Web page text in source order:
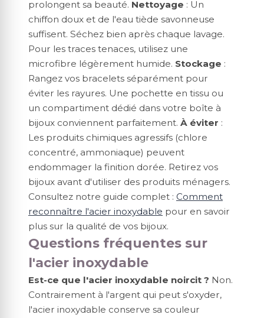
prolongent sa beauté. Nettoyage : Un
chiffon doux et de l'eau tiède savonneuse
suffisent. Séchez bien après chaque lavage.
Pour les traces tenaces, utilisez une
microfibre légèrement humide. Stockage :
Rangez vos bracelets séparément pour
éviter les rayures. Une pochette en tissu ou
un compartiment dédié dans votre boîte à
bijoux conviennent parfaitement. À éviter :
Les produits chimiques agressifs (chlore
concentré, ammoniaque) peuvent
endommager la finition dorée. Retirez vos
bijoux avant d'utiliser des produits ménagers.
Consultez notre guide complet : Comment
reconnaître l'acier inoxydable pour en savoir
plus sur la qualité de vos bijoux.
Questions fréquentes sur
l'acier inoxydable
Est-ce que l'acier inoxydable noircit ? Non.
Contrairement à l'argent qui peut s'oxyder,
l'acier inoxydable conserve sa couleur